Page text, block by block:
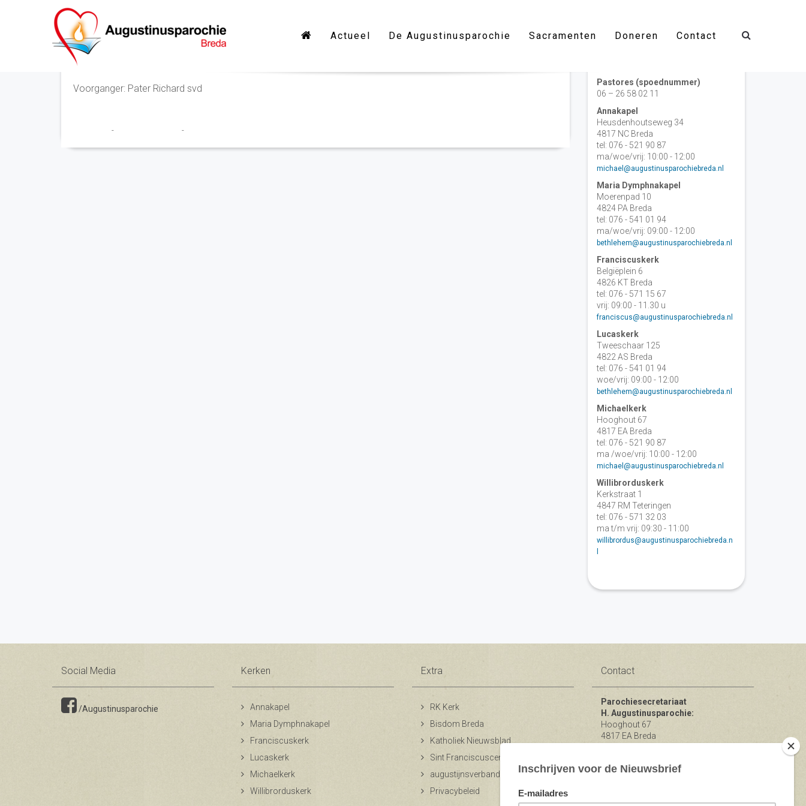
Actueel De Augustinusparochie Sacramenten Doneren Contact
Eucharistieviering
Voorganger: Pater Richard svd
- -
Pastores (spoednummer)
06 – 26 58 02 11
Annakapel
Heusdenhoutseweg 34
4817 NC Breda
tel: 076 - 521 90 87
ma/woe/vrij: 10:00 - 12:00
michael@augustinusparochiebreda.nl
Maria Dymphnakapel
Moerenpad 10
4824 PA Breda
tel: 076 - 541 01 94
ma/woe/vrij: 09:00 - 12:00
bethlehem@augustinusparochiebreda.nl
Franciscuskerk
Belgiëplein 6
4826 KT Breda
tel: 076 - 571 15 67
vrij: 09:00 - 11.30 u
franciscus@augustinusparochiebreda.nl
Lucaskerk
Tweeschaar 125
4822 AS Breda
tel: 076 - 541 01 94
woe/vrij: 09:00 - 12:00
bethlehem@augustinusparochiebreda.nl
Michaelkerk
Hooghout 67
4817 EA Breda
tel: 076 - 521 90 87
ma /woe/vrij: 10:00 - 12:00
michael@augustinusparochiebreda.nl
Willibrorduskerk
Kerkstraat 1
4847 RM Teteringen
tel: 076 - 571 32 03
ma t/m vrij: 09:30 - 11:00
willibrordus@augustinusparochiebreda.n
Social Media
/Augustinusparochie
Kerken
Annakapel
Maria Dymphnakapel
Franciscuskerk
Lucaskerk
Michaelkerk
Willibrorduskerk
Extra
RK Kerk
Bisdom Breda
Katholiek Nieuwsblad
Sint Franciscuscentrum
augustijnsverband.nl
Privacybeleid
Contact
Parochiesecretariaat
H. Augustinusparochie:
Hooghout 67
4817 EA Breda
Bereikbaar op ma-woe-vrijdag van